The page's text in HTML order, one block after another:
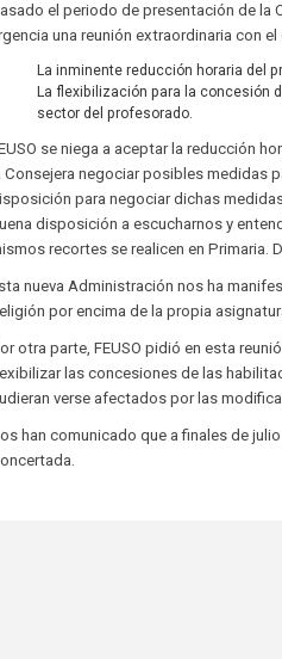
el periodo de presentación de la
una reunión extraordinaria con
La inminente reducción horaria del
La flexibilización para la concesión
sector del profesorado.
se niega a aceptar la reducción
Consejera negociar posibles medidas
para negociar dichas
disposición a escucharnos y
recortes se realicen en Primaria.
nueva Administración nos ha
por encima de la propia
otra parte, FEUSO pidió en esta
las concesiones de las
verse afectados por las
han comunicado que a finales de